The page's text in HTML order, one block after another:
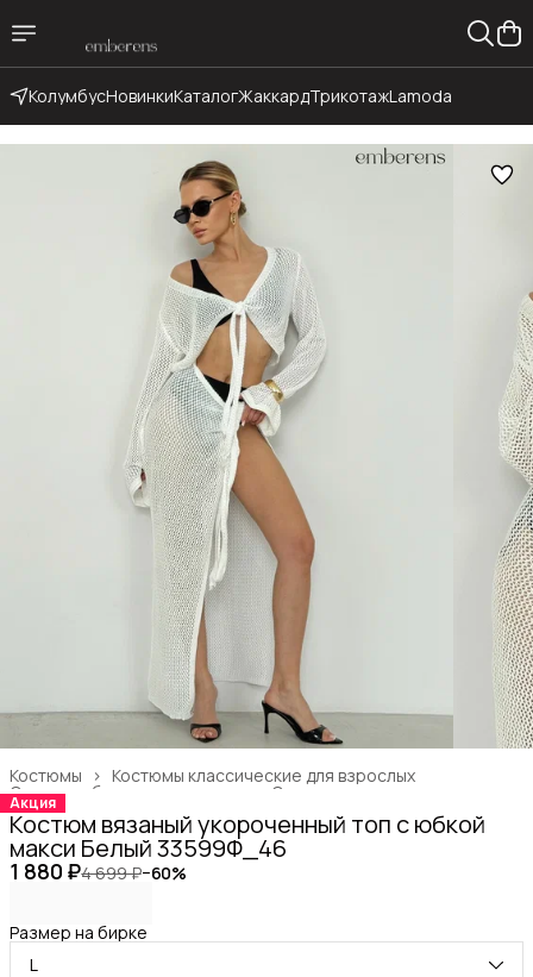
КолумбусНовинкиКаталогЖаккардТрикотажLamoda
Костюмы классические для взрослых
Костюмы ›
Одежда для взрослых
Одежда, обувь и аксессуары
Главная
Акция
Костюм вязаный укороченный топ с юбкой
макси Белый 33599Ф_46
1 880 ₽4 699 ₽−60%
Размер на бирке
L